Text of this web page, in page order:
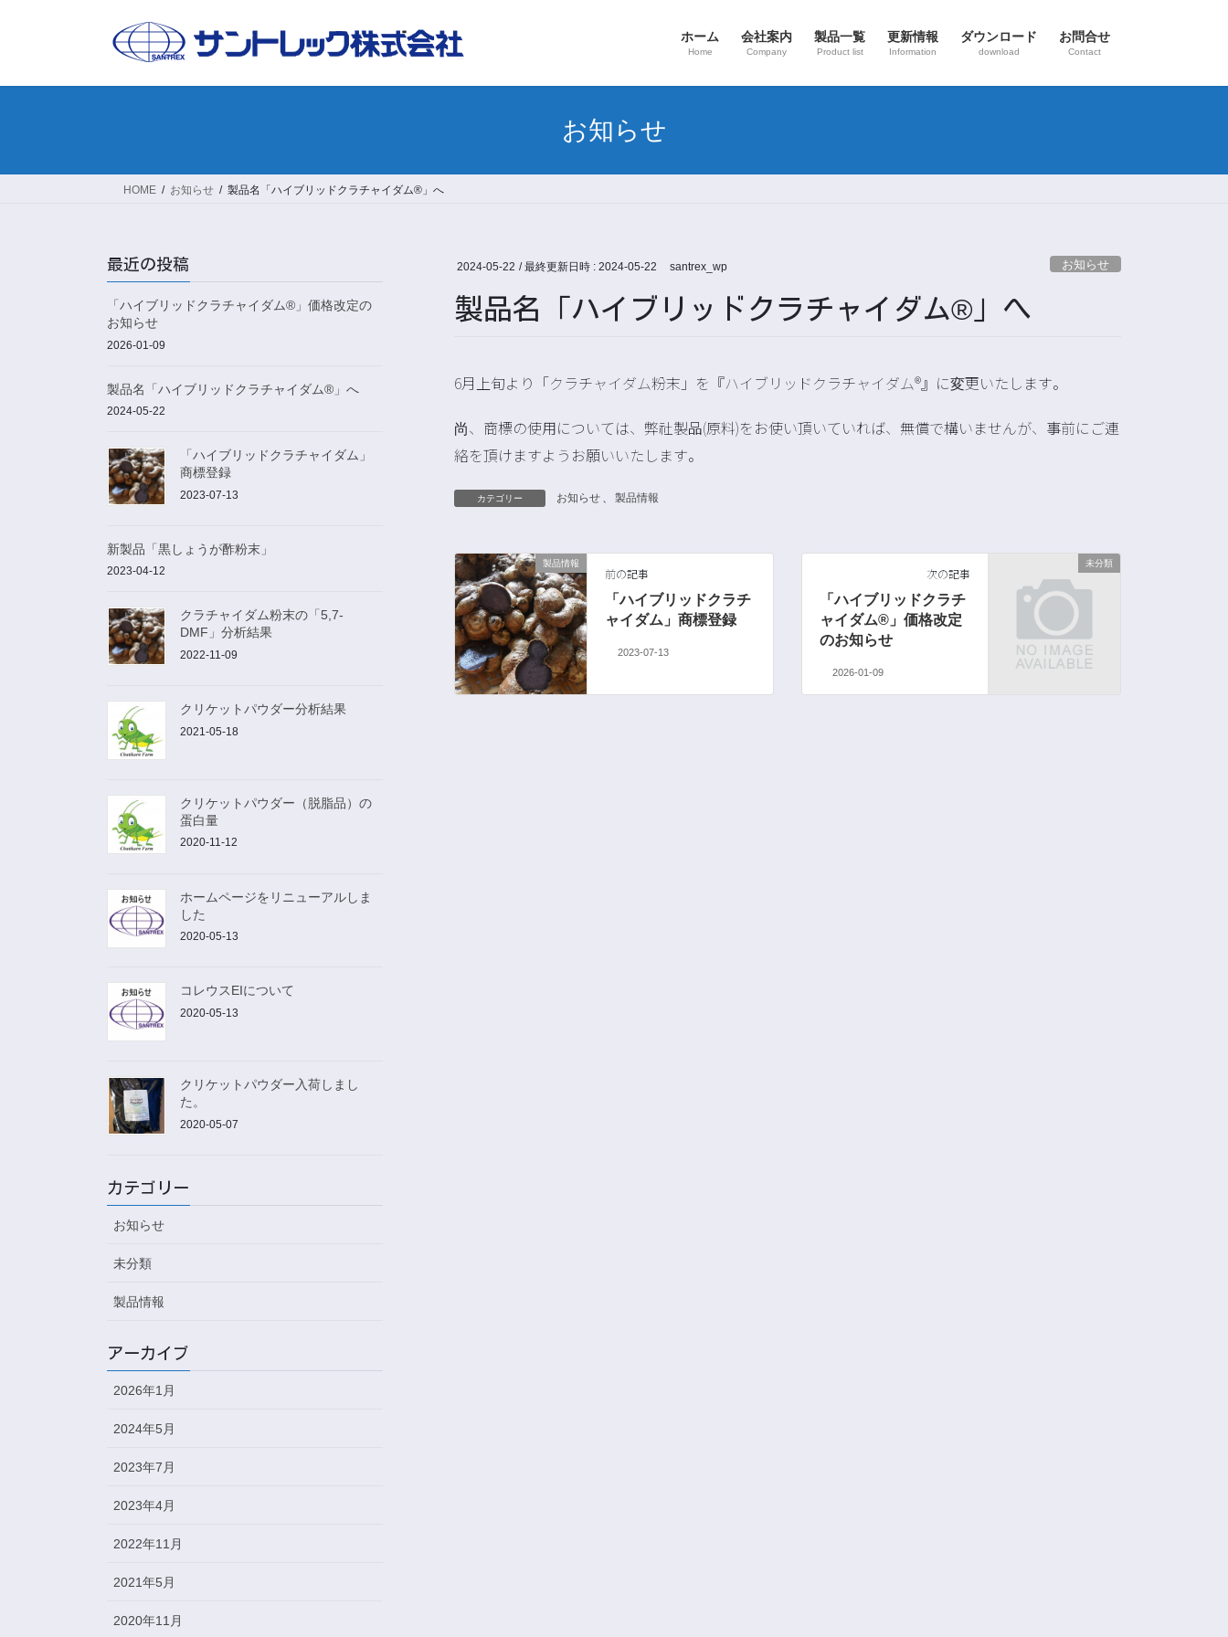
ホーム
Home
会社案内
Company
製品一覧
Product list
更新情報
Information
ダウンロード
download
お問合せ
Contact
お知らせ
HOME お知らせ 製品名「ハイブリッドクラチャイダム®」へ
2024-05-22 / 最終更新日時 : 2024-05-22 santrex_wp お知らせ
製品名「ハイブリッドクラチャイダム®」へ
6月上旬より「クラチャイダム粉末」を 『ハイブリッドクラチャイダム®』 に変更いたします。
尚、商標の使用については、弊社製品(原料)をお使い頂いていれば、無償で構いませんが、事前にご連
絡を頂けますようお願いいたします。
カテゴリー お知らせ 製品情報
製品情報
前の記事
「ハイブリッドクラチ
ャイダム」商標登録
2023-07-13
未分類
次の記事
「ハイブリッドクラチ
ャイダム®」価格改定
のお知らせ
2026-01-09
最近の投稿
「ハイブリッドクラチャイダム®」価格改定の
お知らせ
2026-01-09
製品名「ハイブリッドクラチャイダム®」へ
2024-05-22
「ハイブリッドクラチャイダム」
商標登録
2023-07-13
新製品「黒しょうが酢粉末」
2023-04-12
クラチャイダム粉末の「5,7-
DMF」分析結果
2022-11-09
クリケットパウダー分析結果
2021-05-18
クリケットパウダー（脱脂品）の
蛋白量
2020-11-12
ホームページをリニューアルしま
した
2020-05-13
コレウスEIについて
2020-05-13
クリケットパウダー入荷しまし
た。
2020-05-07
カテゴリー
お知らせ
未分類
製品情報
アーカイブ
2026年1月
2024年5月
2023年7月
2023年4月
2022年11月
2021年5月
2020年11月